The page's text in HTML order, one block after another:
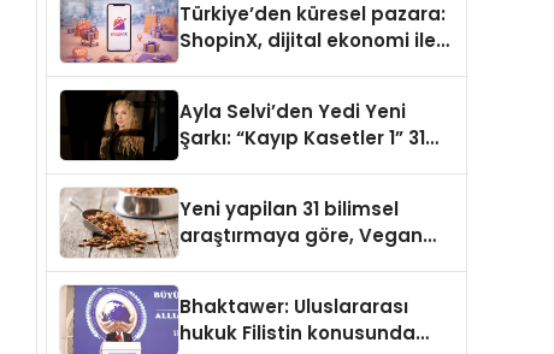
Türkiye’den küresel pazara:
ShopinX, dijital ekonomi ile
Ayla Selvi’den Yedi Yeni
Şarkı: “Kayıp Kasetler 1” 31
Yeni yapilan 31 bilimsel
araştırmaya göre, Vegan
Sindirildiğini Ortaya Koydu
Bhaktawer: Uluslararası
hukuk Filistin konusunda